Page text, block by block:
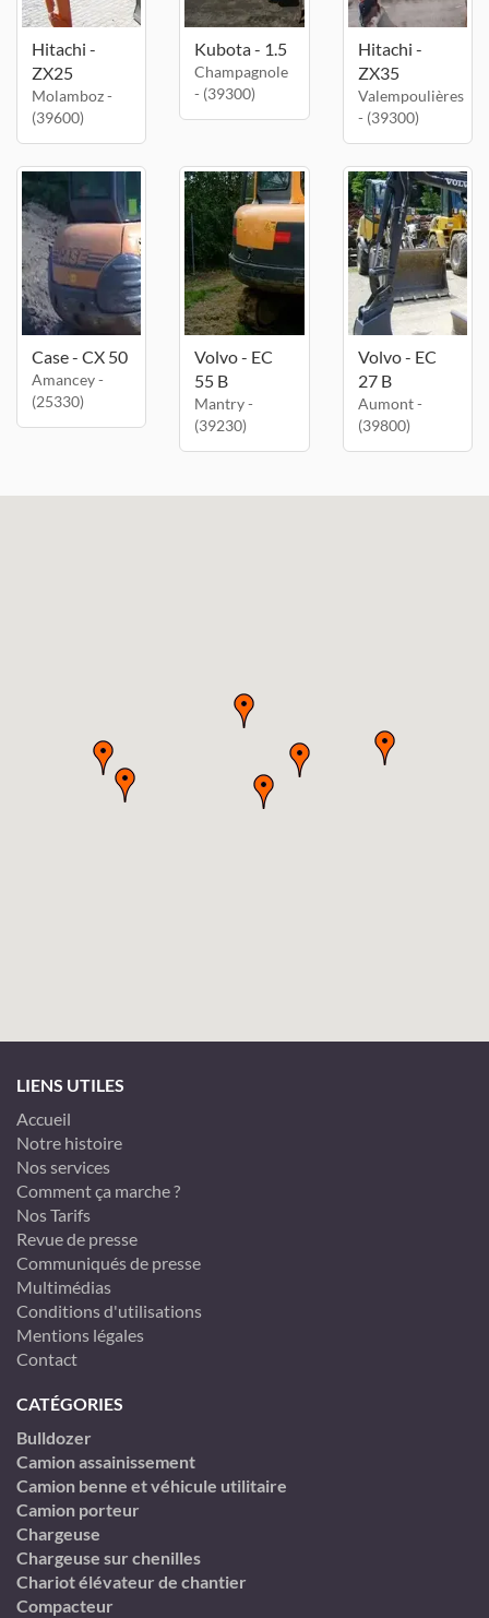
Hitachi -
ZX25
Molamboz -
(39600)
Kubota - 1.5
Champagnole
- (39300)
Hitachi -
ZX35
Valempoulières
- (39300)
Case - CX 50
Amancey -
(25330)
Volvo - EC
55 B
Mantry -
(39230)
Volvo - EC
27 B
Aumont -
(39800)
LIENS UTILES
Accueil
Notre histoire
Nos services
Comment ça marche ?
Nos Tarifs
Revue de presse
Communiqués de presse
Multimédias
Conditions d'utilisations
Mentions légales
Contact
CATÉGORIES
Bulldozer
Camion assainissement
Camion benne et véhicule utilitaire
Camion porteur
Chargeuse
Chargeuse sur chenilles
Chariot élévateur de chantier
Compacteur